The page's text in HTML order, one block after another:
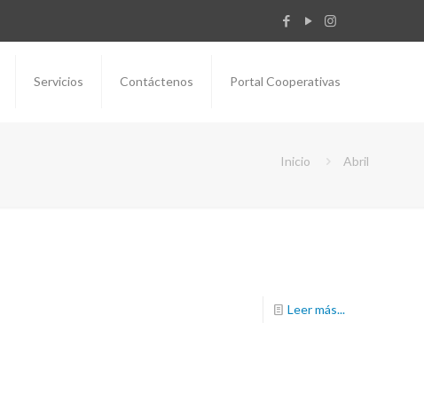
Servicios Contáctenos Portal Cooperativas
Inicio Abril
Leer más...